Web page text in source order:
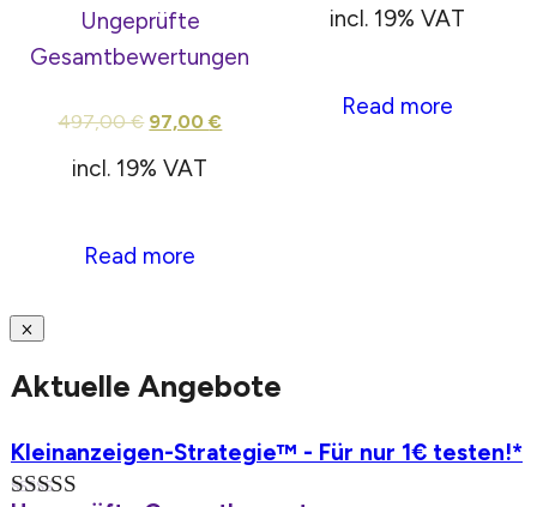
Rated
5.00
out of 5
Ungeprüfte
Gesamtbewertungen
497,00€ 97,00€
incl. 19% VAT
Read more
incl. 19% VAT
Read more
Aktuelle Angebote
Kleinanzeigen-Strategie™ - Für nur 1€ testen!*